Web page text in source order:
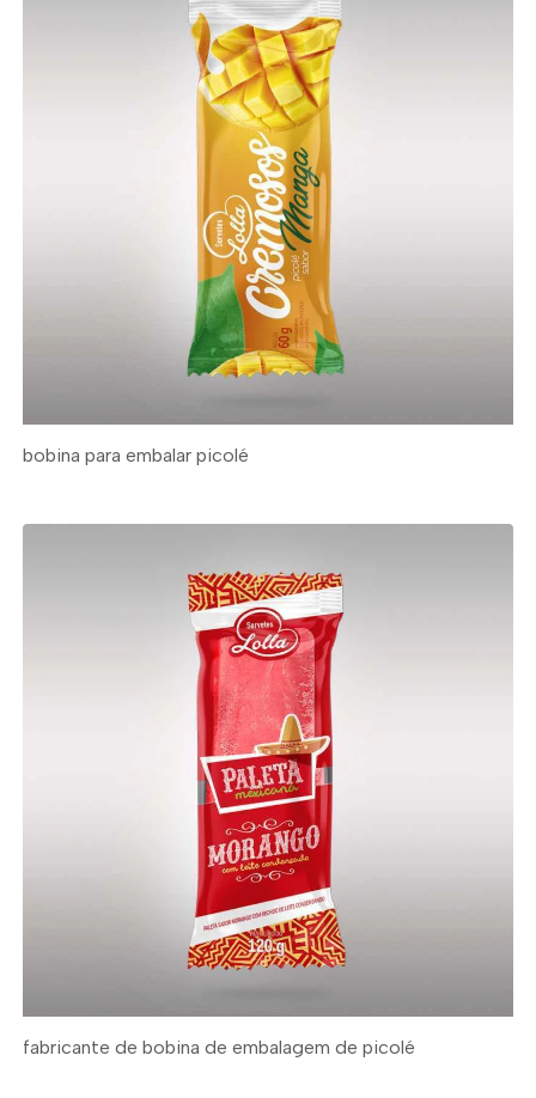
bobina para embalar picolé
fabricante de bobina de embalagem de picolé